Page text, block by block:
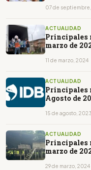
07 de
ACTUALIDAD
Principales
marzo de
11 de marzo, 2024
ACTUALIDAD
Principales
Agosto de
15 de agosto, 2023
ACTUALIDAD
Principales
marzo de
29 de marzo, 2024